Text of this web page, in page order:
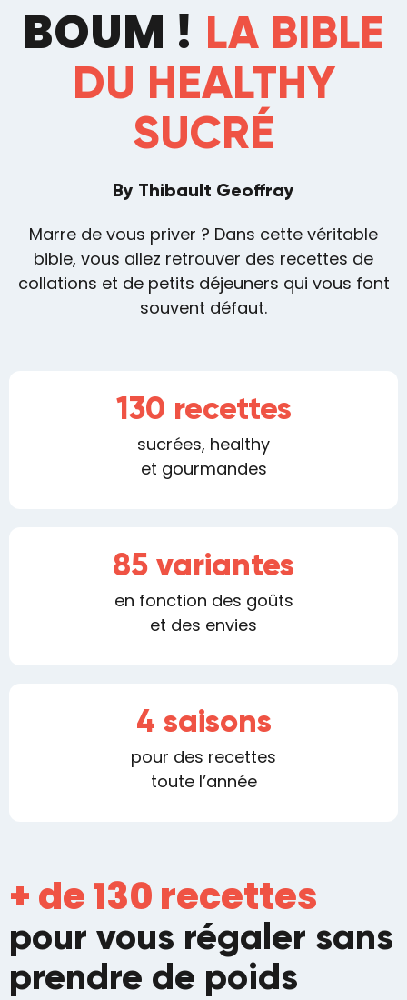
BOUM ! LA BIBLE
DU HEALTHY
SUCRÉ
By Thibault Geoffray
Marre de vous priver ? Dans cette véritable
bible, vous allez retrouver des recettes de
collations et de petits déjeuners qui vous font
souvent défaut.
130 recettes
sucrées, healthy
et gourmandes
85 variantes
en fonction des goûts
et des envies
4 saisons
pour des recettes
toute l’année
+ de 130 recettes
pour vous régaler sans
prendre de poids